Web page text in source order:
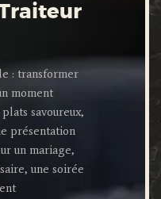
: transformer
moment
savoureux,
présentation
un mariage,
une soirée